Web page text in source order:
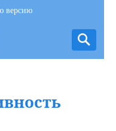
версию